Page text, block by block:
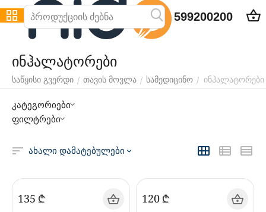
599200200
ინჰალატორები
საწყისი გვერდი / თავის მოვლა / სამედიცინო / ინჰალატორები
კატეგორიები
ფილტრები
ახალი დამატებულები
‍135‍ ₾ ‍120‍₾